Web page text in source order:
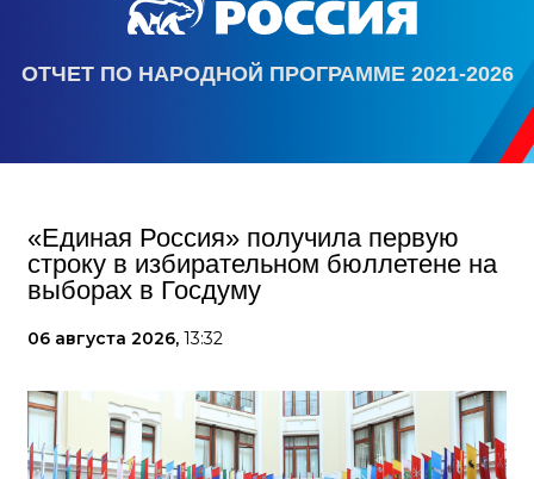
ОТЧЕТ ПО НАРОДНОЙ ПРОГРАММЕ 2021-2026
«Единая Россия» получила первую
строку в избирательном бюллетене на
выборах в Госдуму
06 августа 2026, 13:32